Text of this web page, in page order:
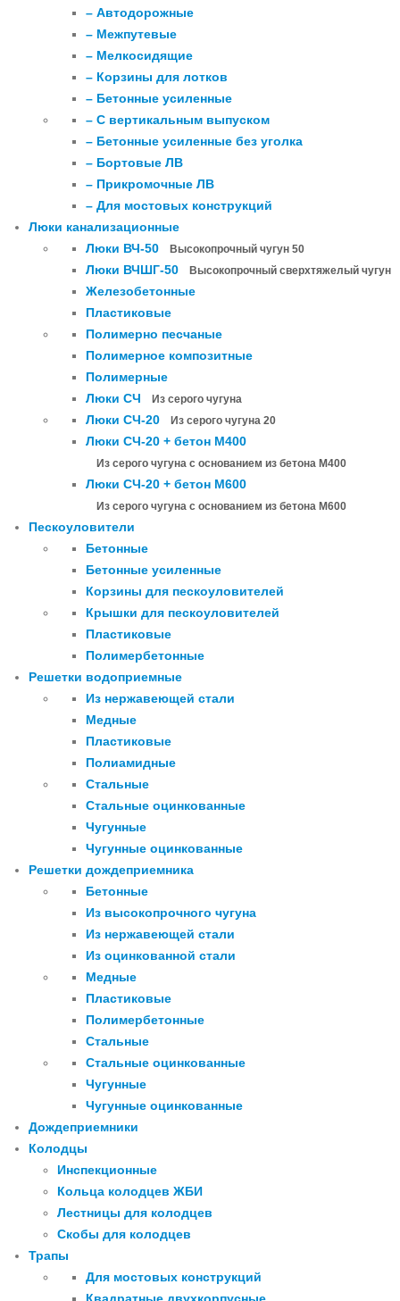
– Автодорожные
– Межпутевые
– Мелкосидящие
– Корзины для лотков
– Бетонные усиленные
– С вертикальным выпуском
– Бетонные усиленные без уголка
– Бортовые ЛВ
– Прикромочные ЛВ
– Для мостовых конструкций
Люки канализационные
Люки ВЧ-50
Высокопрочный чугун 50
Люки ВЧШГ-50 Высокопрочный сверхтяжелый чугун
Железобетонные
Пластиковые
Полимерно песчаные
Полимерное композитные
Полимерные
Люки СЧ
Из серого чугуна
Люки СЧ-20 Из серого чугуна 20
Люки СЧ-20 + бетон М400
Из серого чугуна с основанием из бетона М400
Люки СЧ-20 + бетон М600
Из серого чугуна с основанием из бетона М600
Пескоуловители
Бетонные
Бетонные усиленные
Корзины для пескоуловителей
Крышки для пескоуловителей
Пластиковые
Полимербетонные
Решетки водоприемные
Из нержавеющей стали
Медные
Пластиковые
Полиамидные
Стальные
Стальные оцинкованные
Чугунные
Чугунные оцинкованные
Решетки дождеприемника
Бетонные
Из высокопрочного чугуна
Из нержавеющей стали
Из оцинкованной стали
Медные
Пластиковые
Полимербетонные
Стальные
Стальные оцинкованные
Чугунные
Чугунные оцинкованные
Дождеприемники
Колодцы
Инспекционные
Кольца колодцев ЖБИ
Лестницы для колодцев
Скобы для колодцев
Трапы
Для мостовых конструкций